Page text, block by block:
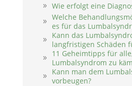
Wie erfolgt eine
Welche
es für das
Kann das
langfristigen Schäden
11 Geheimtipps für
Lumbalsyndrom zu
Kann man dem
vorbeugen?